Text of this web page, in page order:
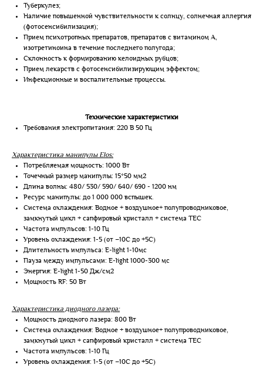
Туберкулез;
Наличие повышенной чувствительности к солнцу, солнечная аллергия
(фотосенсибилизация);
Прием психотропных препаратов, препаратов с витамином А,
изотретиноина в течение последнего полугода;
Склонность к формированию келоидных рубцов;
Прием лекарств с фотосенсибилизирующим эффектом;
Инфекционные и воспалительные процессы.
Технические характеристики
Требования электропитания: 220 В 50 Гц
Характеристика манипулы Elos:
Потребляемая мощность: 1000 Вт
Точечный размер манипулы: 15*50 мм2
Длина волны: 480/ 530/ 590/ 640/ 690 - 1200 нм
Ресурс манипулы: до 1 000 000 вспышек.
Система охлаждения: Водное + воздушное+ полупроводниковое,
замкнутый цикл + сапфировый кристалл + система TEC
Частота импульсов: 1-10 Гц
Уровень охлаждения: 1-5 (от –10С до +5С)
Длительность импульса: E-light 1-10мс
Пауза между импульсами: E-light 1000-300 мс
Энергия: E-light 1-50 Дж/см2
Мощность RF: 50 Вт
Характеристика диодного лазера:
Мощность диодного лазера: 800 Вт
Система охлаждения: Водное + воздушное+ полупроводниковое,
замкнутый цикл + сапфировый кристалл + система TEC
Частота импульсов: 1-10 Гц
Уровень охлаждения: 1-5 (от –10С до +5С)